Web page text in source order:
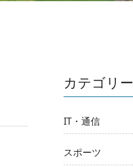
カテゴリー
IT・通信
スポーツ